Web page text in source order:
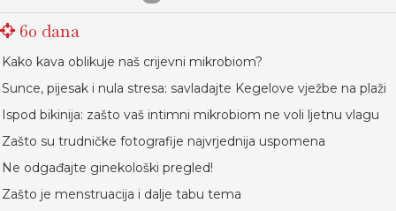
60 dana
Kako kava oblikuje naš crijevni mikrobiom?
Sunce, pijesak i nula stresa: savladajte Kegelove vježbe na plaži
Ispod bikinija: zašto vaš intimni mikrobiom ne voli ljetnu vlagu
Zašto su trudničke fotografije najvrjednija uspomena
Ne odgađajte ginekološki pregled!
Zašto je menstruacija i dalje tabu tema